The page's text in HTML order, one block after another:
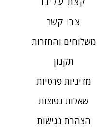
צרו קשר
משלוחים והחזרות
תקנון
מדיניות פרטיות
שאלות נפוצות
הצהרת נגישות